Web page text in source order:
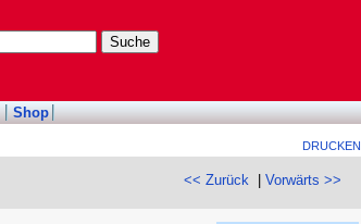
Shop
DRUCKEN
<< Zurück |Vorwärts >>